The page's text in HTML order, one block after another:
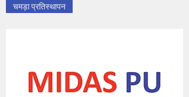
चमड़ा प्रतिस्थापन